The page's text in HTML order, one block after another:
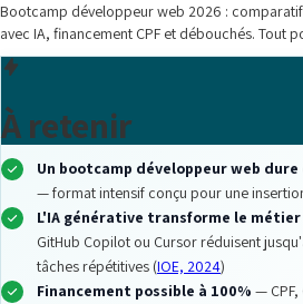
Bootcamp développeur web 2026 :
avec IA, financement CPF et débouchés. Tout
À retenir
Un bootcamp développeur web
— format intensif conçu pour une
L'IA générative transforme le métier
GitHub Copilot ou Cursor réduisent
tâches répétitives (IOE, 2024)
Financement possible à 100% — CPF,